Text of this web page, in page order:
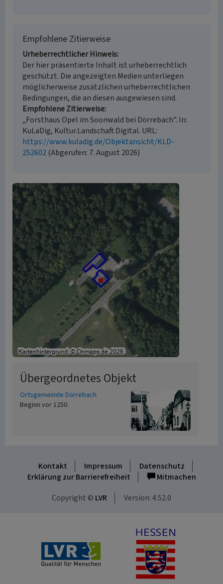
Empfohlene Zitierweise
Urheberrechtlicher Hinweis
Der hier präsentierte Inhalt ist urheberrechtlich
geschützt. Die angezeigten Medien unterliegen
möglicherweise zusätzlichen urheberrechtlichen
Bedingungen, die an diesen ausgewiesen sind.
Empfohlene Zitierweise
„Forsthaus Opel im Soonwald bei Dörrebach”. In:
KuLaDig, Kultur.Landschaft.Digital. URL:
https://www.kuladig.de/Objektansicht/KLD-
252602(Abgerufen: 7. August 2026)
Übergeordnetes Objekt
Ortsgemeinde Dörrebach
Beginn vor 1250
Kontakt Impressum
Datenschutz
Erklärung zur Barrierefreiheit
Mitmachen
Copyright © LVR Version: 4.52.0